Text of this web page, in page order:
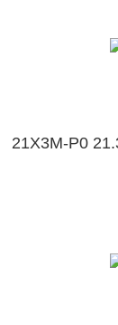
21X3M-P0